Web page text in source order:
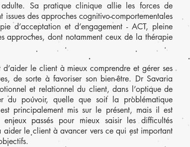
Sa pratique clinique allie les forces de
des approches cognitivo-comportementales
d’acceptation et d’engagement - ACT, pleine
approches, dont notamment ceux de la thérapie
le client à mieux comprendre et gérer ses
de sorte à favoriser son bien-être. Dr Savaria
et relationnel du client, dans l’optique de
du pouvoir, quelle que soit la problématique
principalement mis sur le présent, mais il est
passés pour mieux saisir les difficultés
aider le client à avancer vers ce qui est important